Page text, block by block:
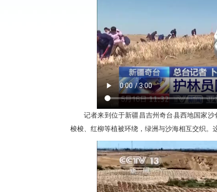
记者来到位于新疆昌吉州奇台县西地国家
梭梭、红柳等植被环绕，绿洲与沙海相互交织